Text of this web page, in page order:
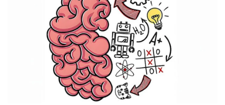
ഇതൊരു സബ് മെഷീൻ ഗണ്ണാണ്.
9*9 എംഎം ആണ് ഇതിന്റെ വലിപ്പം. നാൽപ്പതിലധികം
രാജ്യങ്ങളാണ് ഈ റൈഫിളുകൾ ഉപയോഗിക്കുന്നത്.
ലോകത്ത് തന്നെ ഏറ്റവും വ്യപകമായി
ഉപയോഗിക്കപ്പെടുന്ന സബ്‌മെഷീൻ ഗണ്ണുകളിൽ
ഒന്നാണ് ഹെക്ലർ ആന്റ് കോച്ച് എംപി. ഹാമർ ഫയറിംഗ്
മെക്കാനിസം ആണ് ഇതിൽ ഉപയോഗിച്ചിരിക്കുന്നത്.